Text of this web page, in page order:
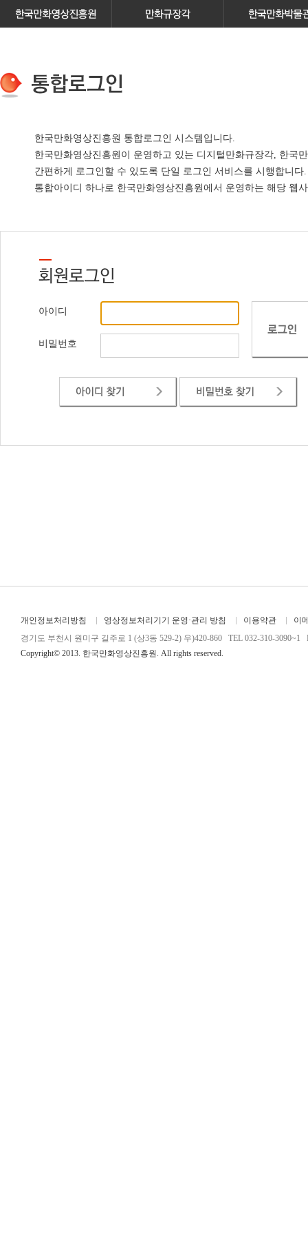
한국만화영상진흥원 통합로그인 시스템입니다.
한국만화영상진흥원이 운영하고 있는 디지털만화규장각, 한국
간편하게 로그인할 수 있도록 단일 로그인 서비스를 시행합니다.
통합아이디 하나로 한국만화영상진흥원에서 운영하는 해당 웹
아이디
비밀번호
개인정보처리방침 영상정보처리기기 운영·관리 방침 이용약관
이
경기도 부천시 원미구 길주로 1 (상3동 529-2) 우)420-860 TEL 032-310-3090~1
Copyright© 2013. 한국만화영상진흥원. All rights reserved.